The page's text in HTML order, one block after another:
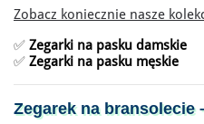
Zobacz koniecznie nasze
✅ Zegarki na pasku damskie
✅ Zegarki na pasku męskie
Zegarek na bransolecie